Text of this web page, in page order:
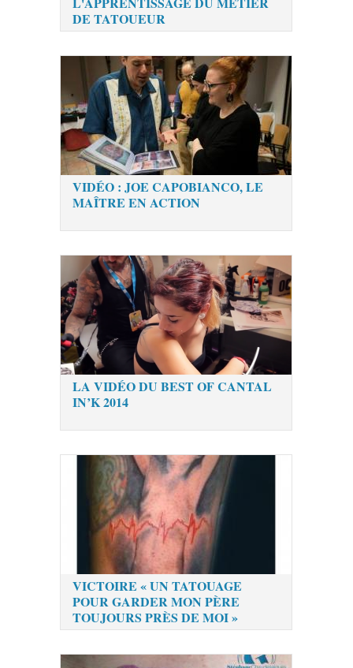
DE TATOUEUR
VIDÉO : JOE CAPOBIANCO, LE
MAÎTRE EN ACTION
LA VIDÉO DU BEST OF CANTAL
IN’K 2014
VICTOIRE « UN TATOUAGE
POUR GARDER MON PÈRE
TOUJOURS PRÈS DE MOI »